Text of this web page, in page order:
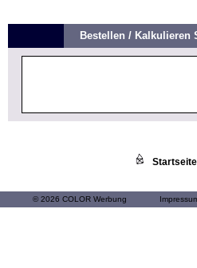
Bestellen / Kalkulieren
Startseite
© 2026 COLOR Werbung